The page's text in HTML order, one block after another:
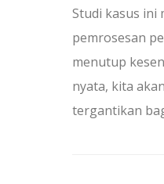
Studi kasus ini
pemrosesan
menutup
nyata, kita
tergantikan